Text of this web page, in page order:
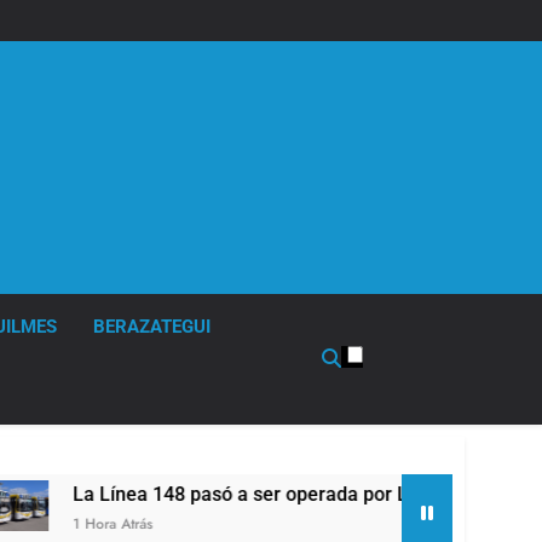
BERAZATEGUI
a ser operada por La Central de Vicente López